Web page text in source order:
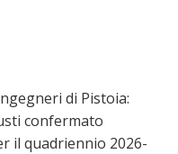
di Pistoia:
confermato
il quadriennio 2026-